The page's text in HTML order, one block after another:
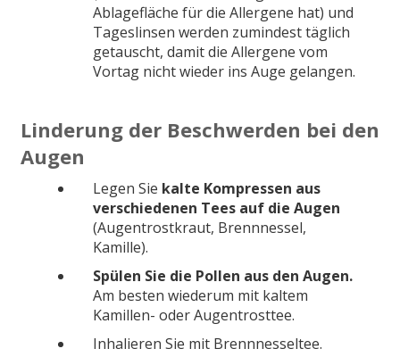
Ablagefläche für die Allergene hat) und
Tageslinsen werden zumindest täglich
getauscht, damit die Allergene vom
Vortag nicht wieder ins Auge gelangen.
Linderung der Beschwerden bei den
Augen
Legen Sie kalte Kompressen aus
verschiedenen Tees auf die Augen
(Augentrostkraut, Brennnessel,
Kamille).
Spülen Sie die Pollen aus den Augen.
Am besten wiederum mit kaltem
Kamillen- oder Augentrosttee.
Inhalieren Sie mit Brennnesseltee.